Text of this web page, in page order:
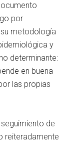
por
metodología
y
determinante:
en buena
las propias
de
reiteradamente